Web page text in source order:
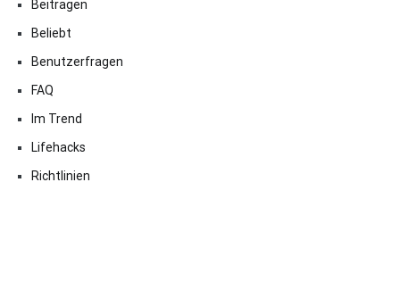
Beitragen
Beliebt
Benutzerfragen
FAQ
Im Trend
Lifehacks
Richtlinien